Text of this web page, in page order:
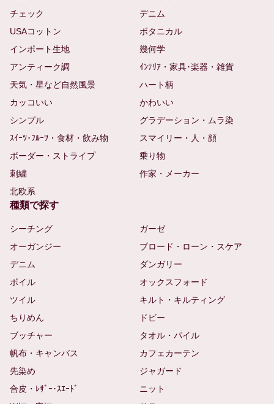
チェック
デニム
USAコットン
ボタニカル
インポート生地
幾何学
アンティーク調
ｲﾝﾃﾘｱ・家具･楽器・雑貨
天気・星など自然風景
ハート柄
カッコいい
かわいい
シンプル
グラデーション・ムラ染
ｽｲｰﾂ･ﾌﾙｰﾂ・食材・飲み物
スマイリー・人・顔
ボーダー・ストライプ
乗り物
刺繍
作家・メーカー
北欧系
種類で探す
シーチング
ガーゼ
オーガンジー
ブロード・ローン・スケア
デニム
ダンガリー
ボイル
オックスフォード
ツイル
キルト・キルティング
ちりめん
ドビー
ブッチャー
タオル・パイル
帆布・キャンバス
カフェカーテン
先染め
ジャガード
合皮・ﾚｻﾞｰ･ｽｴｰﾄﾞ
ニット